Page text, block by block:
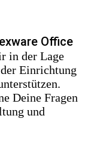
Office
in der Lage
Einrichtung
Deine Fragen
und